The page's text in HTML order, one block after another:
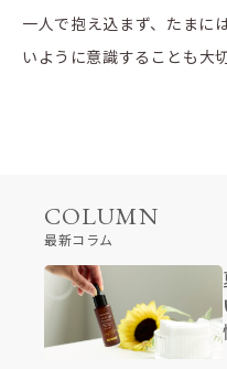
一人で抱え込まず、たまに
いように意識することも大切
COLUMN
最新コラム